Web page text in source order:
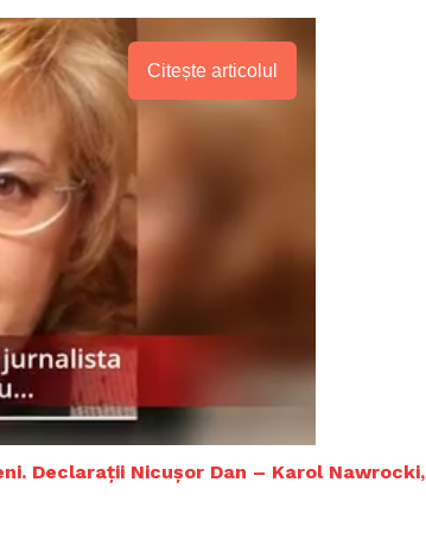
PRESShub
Despre noi / Echipa
Proiecte editoriale
Citește articolul
Declarații Nicușor Dan – Karol Nawrocki,